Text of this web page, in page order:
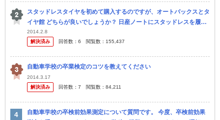
スタッドレスタイヤを初めて購入するのですが、オートバックスとタ
イヤ館 どちらが良いでしょうか？ 日産ノートにスタッドレスを履か
せるのですが、 タイヤ自体にこだわってはおらず、普通に走れば 良
いと...
2014.2.8
解決済み
回答数： 6 閲覧数： 155,437
自動車学校の卒業検定のコツを教えてください
2014.3.17
解決済み
回答数： 7 閲覧数： 84,211
自動車学校の卒検前効果測定について質問です。 今度、卒検前効果